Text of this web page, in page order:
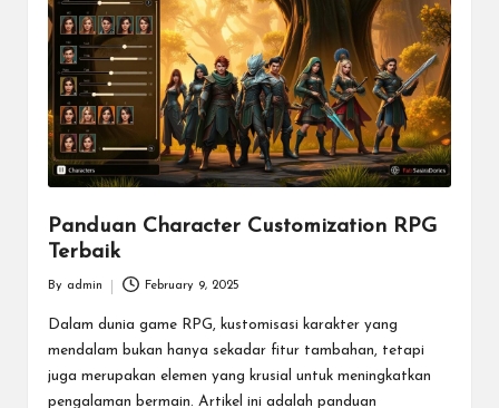
m
E
Panduan Character Customization RPG
Terbaik
by
By admin February 9, 2025
Dalam dunia game RPG, kustomisasi karakter yang
mendalam bukan hanya sekadar fitur tambahan, tetapi
juga merupakan elemen yang krusial untuk meningkatkan
pengalaman bermain. Artikel ini adalah panduan